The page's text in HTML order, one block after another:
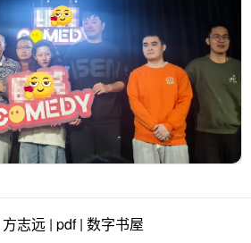
志远 | pdf | 数字书屋